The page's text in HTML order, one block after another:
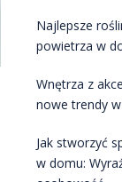
Najlepsze
powietrza w
Wnętrza z
nowe trendy
Jak stworzyć
w domu: